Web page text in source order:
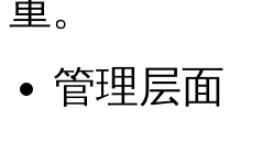
管理层面